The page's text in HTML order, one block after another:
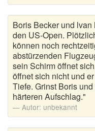
Boris Becker und
den US-Open.
können noch
abstürzenden
sein Schirm öffnet
öffnet sich nicht und
Tiefe. Grinst Boris
härteren Aufschlag."
Autor: unbekannt